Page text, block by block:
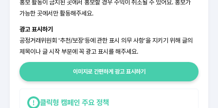
홍보 활동이 금지된 곳에서 홍보할 경우 수익이 취소될 수 있어요. 홍보가
가능한 곳에서만 활동해주세요.
광고 표시하기
공정거래위원회 '추천/보장'등에 관한 표시 의무 사항’을 지키기 위해 글의
제목이나 글 시작 부분에 꼭 광고 표시를 해주세요.
이미지로 간편하게 광고 표시하기
클릭형 캠페인 주요 정책